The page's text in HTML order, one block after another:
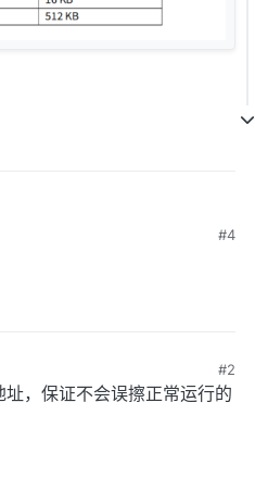
#4
#2
，保证不会误擦正常运行的